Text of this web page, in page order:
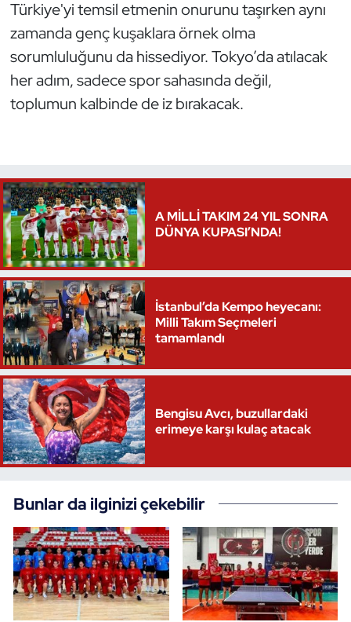
Türkiye'yi temsil etmenin onurunu taşırken aynı
zamanda genç kuşaklara örnek olma
sorumluluğunu da hissediyor. Tokyo’da atılacak
her adım, sadece spor sahasında değil,
toplumun kalbinde de iz bırakacak.
A MİLLİ TAKIM 24 YIL SONRA
DÜNYA KUPASI’NDA!
İstanbul’da Kempo heyecanı:
Milli Takım Seçmeleri
tamamlandı
Bengisu Avcı, buzullardaki
erimeye karşı kulaç atacak
Bunlar da ilginizi çekebilir
Triatlon
Voleybol
Vücut Geliştirme Fitness
Yelken
Yüzme